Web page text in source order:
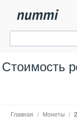
Стоимость
Главная / Монеты /